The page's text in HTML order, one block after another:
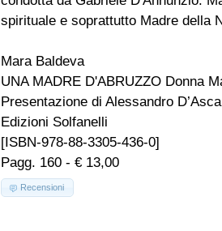
spirituale e soprattutto Madre della
Mara Baldeva
UNA MADRE D'ABRUZZO Donna
Presentazione di Alessandro
Edizioni Solfanelli
[ISBN-978-88-3305-436-0]
Pagg. 160 - € 13,00
Recensioni